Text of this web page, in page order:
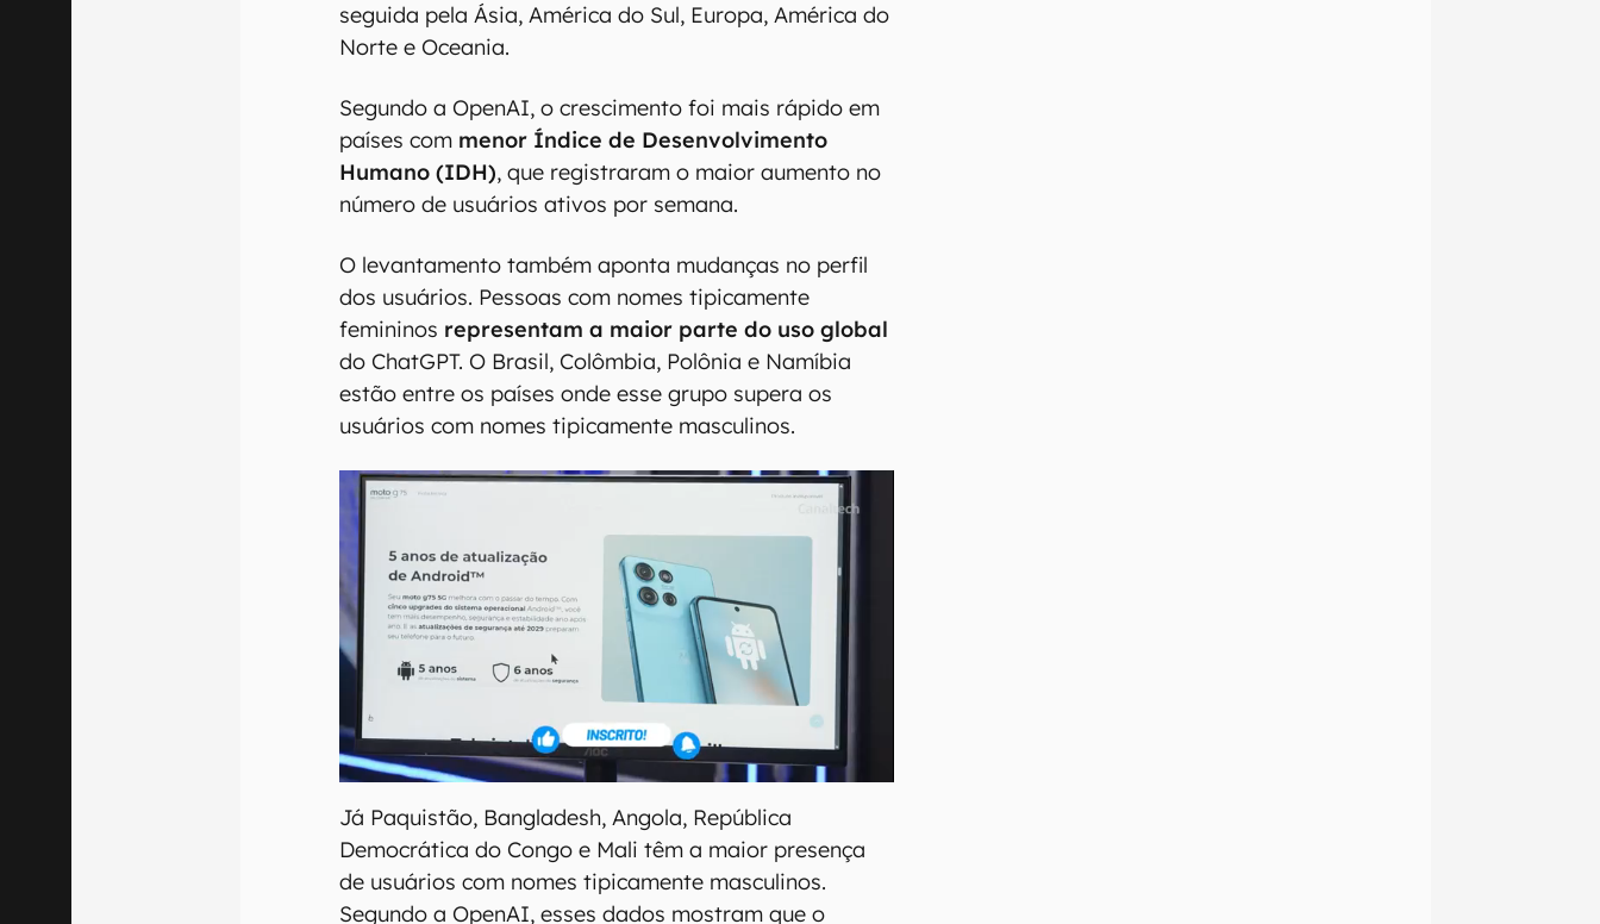
seguida pela Ásia, América do Sul, Europa, América do
Norte e Oceania.
Segundo a OpenAI, o crescimento foi mais rápido em
países com menor Índice de Desenvolvimento
Humano (IDH), que registraram o maior aumento no
número de usuários ativos por semana.
O levantamento também aponta mudanças no perfil
dos usuários. Pessoas com nomes tipicamente
femininos representam a maior parte do uso global
do ChatGPT. O Brasil, Colômbia, Polônia e Namíbia
estão entre os países onde esse grupo supera os
usuários com nomes tipicamente masculinos.
Já Paquistão, Bangladesh, Angola, República
Democrática do Congo e Mali têm a maior presença
de usuários com nomes tipicamente masculinos.
Segundo a OpenAI, esses dados mostram que o